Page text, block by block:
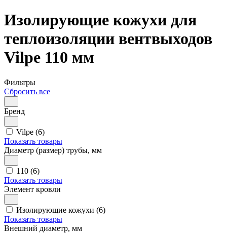
Изолирующие кожухи для
теплоизоляции вентвыходов
Vilpe 110 мм
Фильтры
Сбросить все
Бренд
Vilpe (6)
Показать товары
Диаметр (размер) трубы, мм
110 (6)
Показать товары
Элемент кровли
Изолирующие кожухи (6)
Показать товары
Внешний диаметр, мм